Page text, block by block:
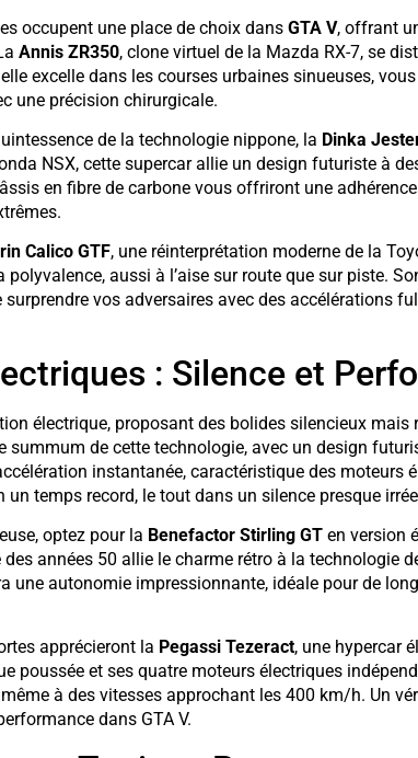
occupent une place de choix dans GTA V, offrant
Annis ZR350, clone virtuel de la Mazda RX-7, se
excelle dans les courses urbaines sinueuses,
une précision chirurgicale.
de la technologie nippone, la Dinka
NSX, cette supercar allie un design futuriste à
en fibre de carbone vous offriront une
Calico GTF, une réinterprétation moderne de la
aussi à l’aise sur route que sur piste.
vos adversaires avec des accélérations
: Silence et
électrique, proposant des bolides silencieux mais
summum de cette technologie, avec un design
instantanée, caractéristique des moteurs
temps record, le tout dans un silence presque
optez pour la Benefactor Stirling GTen version
années 50 allie le charme rétro à la technologie
une autonomie impressionnante, idéale pour de
apprécieront la Pegassi Tezeract, une hypercar
poussée et ses quatre moteurs électriques
à des vitesses approchant les 400 km/h. Un
dans GTA V.